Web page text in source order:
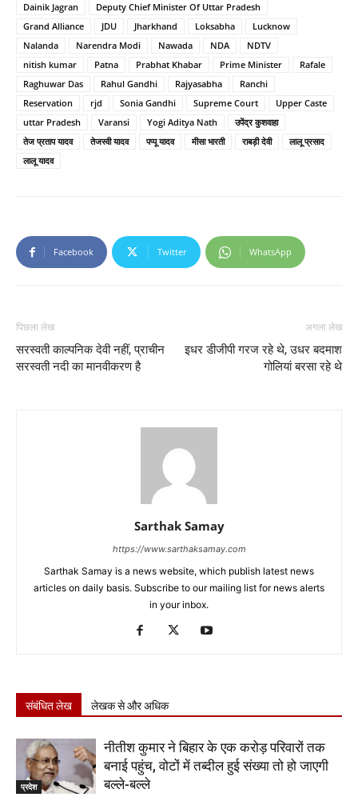
Dainik Jagran
Deputy Chief Minister Of Uttar Pradesh
Grand Alliance
JDU Jharkhand Loksabha
Lucknow
Nalanda
Narendra Modi Nawada NDA
NDTV
nitish kumar
Patna Prabhat Khabar Prime Minister
Rafale
Raghuwar Das
Rahul Gandhi Rajyasabha
Ranchi
Reservation
rjd Sonia Gandhi Supreme Court
Upper Caste
uttar Pradesh
Varansi Yogi Aditya Nath
उपेंद्र कुशवाहा
तेज प्रताप यादव
तेजस्वी यादव पप्पू यादव मीसा भारती राबड़ी देवी
लालू प्रसाद
लालू यादव
Facebook Twitter WhatsApp
पिछला लेख
सरस्वती काल्पनिक देवी नहीं, प्राचीन
सरस्वती नदी का मानवीकरण है
अगला लेख
इधर डीजीपी गरज रहे थे, उधर बदमाश
गोलियां बरसा रहे थे
Sarthak Samay
https://www.sarthaksamay.com
Sarthak Samay is a news website, which publish latest news
articles on daily basis. Subscribe to our mailing list for news alerts
in your inbox.
संबंधित लेख लेखक से और अधिक
प्रदेश
नीतीश कुमार ने बिहार के एक करोड़ परिवारों तक
बनाई पहुंच, वोटों में तब्दील हुई संख्या तो हो जाएगी
बल्ले-बल्ले